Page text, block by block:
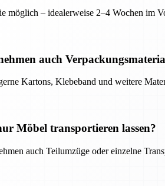
möglich – idealerweise 2–4 Wochen im
auch
Kartons, Klebeband und weitere
Möbel transportieren lassen?
auch Teilumzüge oder einzelne